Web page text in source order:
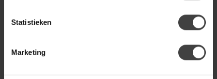
Statistieken
Marketing
Of heb je hulp nodig bij de bestelling? Neem
gerust contact op met onze klantenservice